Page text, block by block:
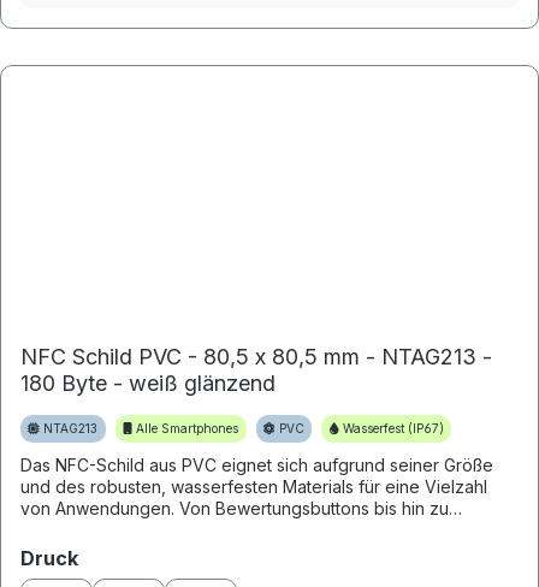
NFC Schild PVC - 80,5 x 80,5 mm - NTAG213 -
180 Byte - weiß glänzend
NTAG213 Alle Smartphones PVC Wasserfest (IP67)
Das NFC-Schild aus PVC eignet sich aufgrund seiner Größe
und des robusten, wasserfesten Materials für eine Vielzahl
von Anwendungen. Von Bewertungsbuttons bis hin zu
Druckauswählen